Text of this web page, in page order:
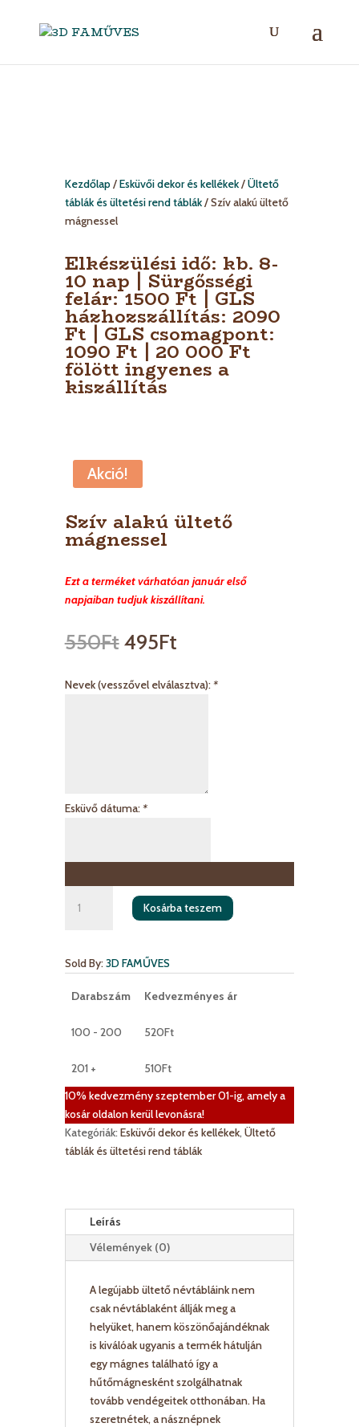
Kezdőlap/Esküvői dekor és kellékek/Ültető
táblák és ültetési rend táblák/ Szív alakú ültető
mágnessel
Elkészülési idő: kb. 8-
10 nap | Sürgősségi
felár: 1500 Ft | GLS
házhozszállítás: 2090
Ft | GLS csomagpont:
1090 Ft | 20 000 Ft
fölött ingyenes a
kiszállítás
Akció!
Szív alakú ültető
mágnessel
Ezt a terméket várhatóan január első
napjaiban tudjuk kiszállítani.
550Ft495Ft
Nevek (vesszővel elválasztva):*
Esküvő dátuma:*
alakú
mennyiség
Kosárba teszem
Sold By:3D FAMŰVES
Darabszám Kedvezményes ár
100 - 200 520Ft
201 + 510Ft
10% kedvezmény szeptember 01-ig, amely a
kosár oldalon kerül levonásra!
Kategóriák:Esküvői dekor és kellékek,Ültető
táblák és ültetési rend táblák
Leírás
Vélemények (0)
A legújabb ültető névtábláink nem
csak névtáblaként állják meg a
helyüket, hanem köszönőajándéknak
is kiválóak ugyanis a termék hátulján
egy mágnes található így a
hűtőmágnesként szolgálhatnak
tovább vendégeitek otthonában. Ha
szeretnétek, a násznépnek